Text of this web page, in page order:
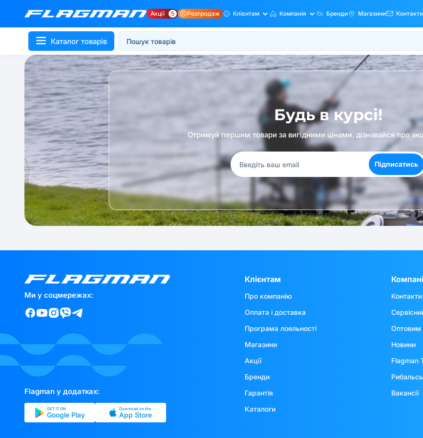
Акції 5 Розпродаж Клієнтам Компанія Бренди Магазини Контакти
Каталог товарів
Будь в курсі!
Отримуй першим товари за вигідними цінами, дізнавайся про
Підписатись
Ми у соцмережах:
Flagman у додатках:
GET IT ON
Google Play
Download on the
App Store
Клієнтам
Про компанію
Оплата і доставка
Програма лояльності
Магазини
Акції
Бренди
Гарантія
Каталоги
Контакти
Оптовим
Новини
Flagman
Вакансії